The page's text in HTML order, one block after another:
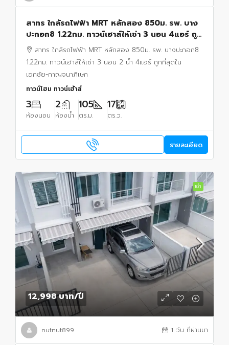
สาทร ใกล้รถไฟฟ้า MRT หลักสอง 850ม. รพ. บาง
ปะกอก8 1.22กม. ทาวน์เฮาส์ให้เช่า 3 นอน 4แอร์ ถูก
ที่สุดใน เอกชัย-กาญจนาภิเษก 2 น้ำ
สาทร ใกล้รถไฟฟ้า MRT หลักสอง 850ม. รพ. บางปะกอก8
1.22กม. ทาวน์เฮาส์ให้เช่า 3 นอน 2 น้ำ 4แอร์ ถูกที่สุดใน
เอกชัย-กาญจนาภิเษก
ทาวน์โฮม ทาวน์เฮ้าส์
3
ห้องนอน
2
ห้องน้ำ
105
ตร.ม.
17
ตร.ว.
รายละเอียด
เช่า
12,998 บาท/ปี
nutnut899 1 วัน ที่ผ่านมา